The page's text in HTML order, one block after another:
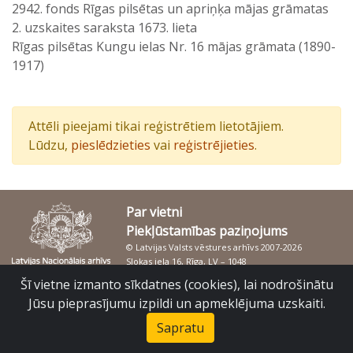
2942. fonds Rīgas pilsētas un apriņķa mājas grāmatas
2. uzskaites saraksta 1673. lieta
Rīgas pilsētas Kungu ielas Nr. 16 mājas grāmata (1890-
1917)
Attēli pieejami tikai reģistrētiem lietotājiem.
Lūdzu, pieslēdzieties vai reģistrējieties.
Par vietni
Piekļūstamības paziņojums
© Latvijas Valsts vēstures arhīvs 2007-2026
Slokas iela 16, Rīga, LV – 1048
raduraksti@arhivi.gov.lv
Šī vietne izmanto sīkdatnes (cookies), lai nodrošinātu
Jūsu pieprasījumu izpildi un apmeklējuma uzskaiti.
Sapratu